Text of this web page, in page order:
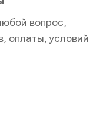
вопрос,
оплаты, условий